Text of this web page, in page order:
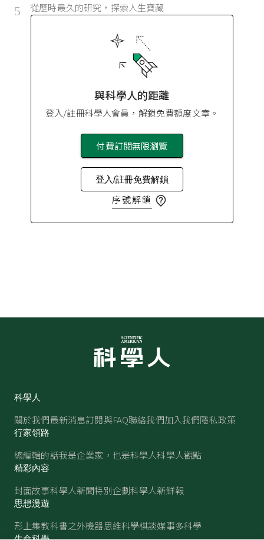
5 從歷時最久的研究，探索人生寶藏
與科學人的距離
登入/註冊科學人會員，解鎖免費額度文章。
付費訂閱無限瀏覽
登入/註冊免費解鎖
序號解鎖
科學人
關於我們最新消息訂閱與FAQ聯絡我們加入我們隱私政策
行家領路
總編輯的話我是企業家，也是科學人科學人觀點
精彩內容
封面故事科學人新聞特別企劃科學人新鮮報
思想漫遊
形上集教科書之外機器思維科學棋談媒事多科學